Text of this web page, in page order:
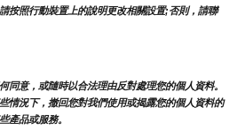
按照行動裝置上的說明更改相關設置;否則，請聯
同意，或隨時以合法理由反對處理您的個人資料。
情況下，撤回您對我們使用或揭露您的個人資料的
產品或服務。